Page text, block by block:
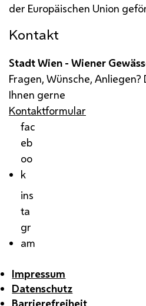
der Europäischen Union
Kontakt
Stadt Wien - Wiener
Fragen, Wünsche,
Ihnen gerne
Kontaktformular
fac
eb
oo
k
ins
ta
gr
am
Impressum
Datenschutz
Barrierefreiheit